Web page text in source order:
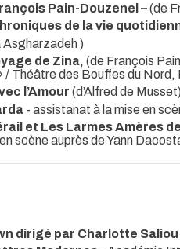
Pain-Douzenel –(de
de la vie
Asgharzadeh )
de Zina, (de François
/ Théâtre des Bouffes du Nord,
l’Amour (d’Alfred de Musset)
- assistanat à la mise en
et Les Larmes Amères
scène auprès de Yann
dirigé par Charlotte Saliou